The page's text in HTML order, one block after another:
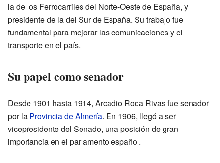
la de los Ferrocarriles del Norte-Oeste de España, y
presidente de la del Sur de España. Su trabajo fue
fundamental para mejorar las comunicaciones y el
transporte en el país.
Su papel como senador
Desde 1901 hasta 1914, Arcadio Roda Rivas fue senador
por la Provincia de Almería. En 1906, llegó a ser
vicepresidente del Senado, una posición de gran
importancia en el parlamento español.